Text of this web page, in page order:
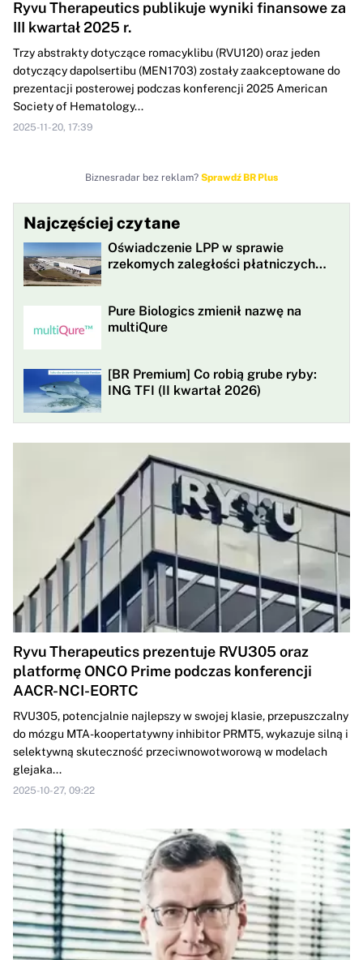
Ryvu Therapeutics publikuje wyniki finansowe za
III kwartał 2025 r.
Trzy abstrakty dotyczące romacyklibu (RVU120) oraz jeden
dotyczący dapolsertibu (MEN1703) zostały zaakceptowane do
prezentacji posterowej podczas konferencji 2025 American
Society of Hematology...
2025-11-20, 17:39
Biznesradar bez reklam? Sprawdź BR Plus
Najczęściej czytane
Oświadczenie LPP w sprawie
rzekomych zaległości płatniczych
Pure Biologics zmienił nazwę na
multiQure
[BR Premium] Co robią grube ryby:
ING TFI (II kwartał 2026)
Ryvu Therapeutics prezentuje RVU305 oraz
platformę ONCO Prime podczas konferencji
AACR-NCI-EORTC
RVU305, potencjalnie najlepszy w swojej klasie, przepuszczalny
do mózgu MTA-koopertatywny inhibitor PRMT5, wykazuje silną i
selektywną skuteczność przeciwnowotworową w modelach
glejaka...
2025-10-27, 09:22